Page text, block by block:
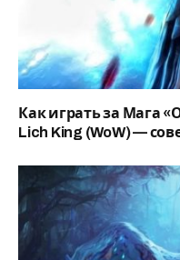
Как играть за Мага
Lich King (WoW) —